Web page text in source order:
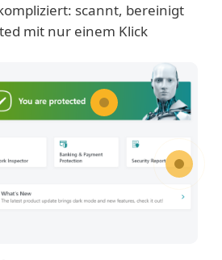
scannt, bereinigt
mit nur einem Klick